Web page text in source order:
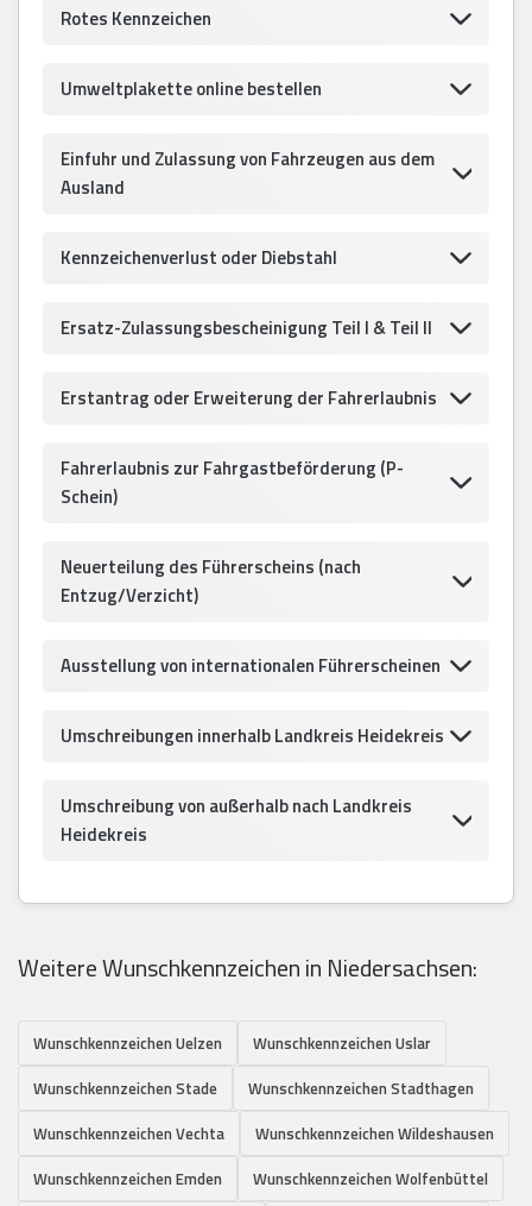
Rotes Kennzeichen
Umweltplakette online bestellen
Einfuhr und Zulassung von Fahrzeugen aus dem
Ausland
Kennzeichenverlust oder Diebstahl
Ersatz-Zulassungsbescheinigung Teil I & Teil II
Erstantrag oder Erweiterung der Fahrerlaubnis
Fahrerlaubnis zur Fahrgastbeförderung (P-
Schein)
Neuerteilung des Führerscheins (nach
Entzug/Verzicht)
Ausstellung von internationalen Führerscheinen
Umschreibungen innerhalb Landkreis Heidekreis
Umschreibung von außerhalb nach Landkreis
Heidekreis
Weitere Wunschkennzeichen in Niedersachsen:
Wunschkennzeichen Uelzen
Wunschkennzeichen Uslar
Wunschkennzeichen Stade
Wunschkennzeichen Stadthagen
Wunschkennzeichen Vechta
Wunschkennzeichen Wildeshausen
Wunschkennzeichen Emden
Wunschkennzeichen Wolfenbüttel